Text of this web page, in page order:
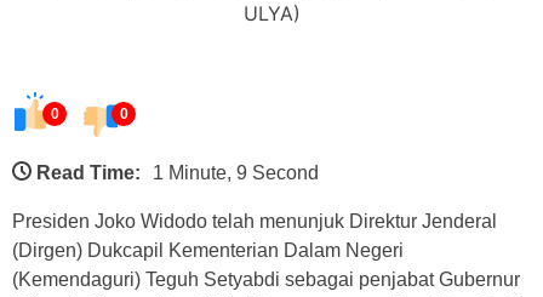
ULYA)
0 0
Read Time: 1 Minute, 9 Second
Presiden Joko Widodo telah menunjuk Direktur Jenderal
(Dirgen) Dukcapil Kementerian Dalam Negeri
(Kemendaguri) Teguh Setyabdi sebagai penjabat Gubernur